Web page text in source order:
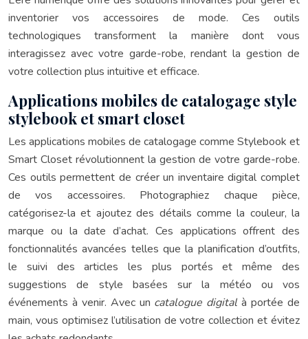
inventorier vos accessoires de mode. Ces outils
technologiques transforment la manière dont vous
interagissez avec votre garde-robe, rendant la gestion de
votre collection plus intuitive et efficace.
Applications mobiles de catalogage style
stylebook et smart closet
Les applications mobiles de catalogage comme Stylebook et
Smart Closet révolutionnent la gestion de votre garde-robe.
Ces outils permettent de créer un inventaire digital complet
de vos accessoires. Photographiez chaque pièce,
catégorisez-la et ajoutez des détails comme la couleur, la
marque ou la date d’achat. Ces applications offrent des
fonctionnalités avancées telles que la planification d’outfits,
le suivi des articles les plus portés et même des
suggestions de style basées sur la météo ou vos
événements à venir. Avec un catalogue digitalà portée de
main, vous optimisez l’utilisation de votre collection et évitez